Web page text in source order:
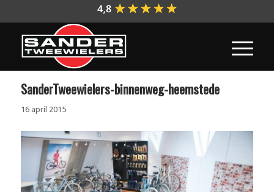
SanderTweewielers-binnenweg-heemstede
16 april 2015